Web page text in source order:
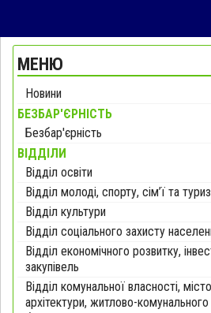
МЕНЮ
Новини
БЕЗБАР'ЄРНІСТЬ
Безбар'єрність
ВІДДІЛИ
Відділ освіти
Відділ молоді, спорту, сім’ї та
Відділ культури
Відділ соціального захисту
Відділ економічного розвитку,
закупівель
Відділ комунальної власності,
архітектури, житлово-